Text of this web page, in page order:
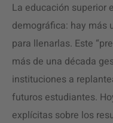
La educación superior
demográfica: hay más
para llenarlas. Este
más de una década
instituciones a
futuros estudiantes.
explícitas sobre los